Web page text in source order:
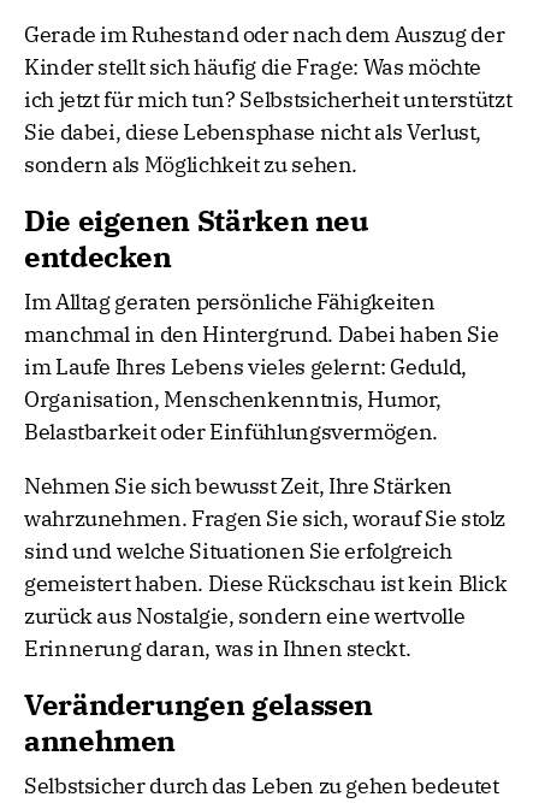
Gerade im Ruhestand oder nach dem Auszug der
Kinder stellt sich häufig die Frage: Was möchte
ich jetzt für mich tun? Selbstsicherheit unterstützt
Sie dabei, diese Lebensphase nicht als Verlust,
sondern als Möglichkeit zu sehen.
Die eigenen Stärken neu
entdecken
Im Alltag geraten persönliche Fähigkeiten
manchmal in den Hintergrund. Dabei haben Sie
im Laufe Ihres Lebens vieles gelernt: Geduld,
Organisation, Menschenkenntnis, Humor,
Belastbarkeit oder Einfühlungsvermögen.
Nehmen Sie sich bewusst Zeit, Ihre Stärken
wahrzunehmen. Fragen Sie sich, worauf Sie stolz
sind und welche Situationen Sie erfolgreich
gemeistert haben. Diese Rückschau ist kein Blick
zurück aus Nostalgie, sondern eine wertvolle
Erinnerung daran, was in Ihnen steckt.
Veränderungen gelassen
annehmen
Selbstsicher durch das Leben zu gehen bedeutet